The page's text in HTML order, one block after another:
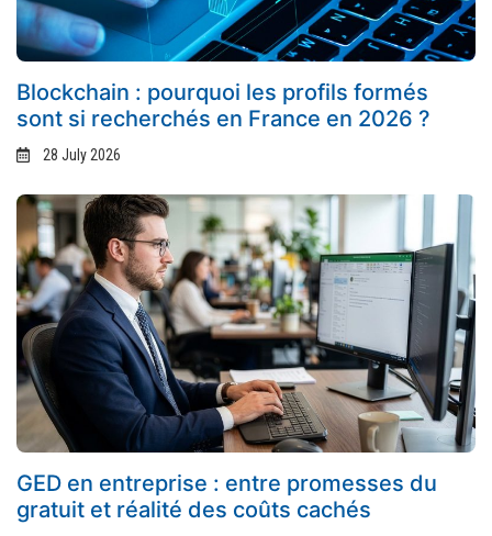
Blockchain : pourquoi les profils formés
sont si recherchés en France en 2026 ?
28 July 2026
GED en entreprise : entre promesses du
gratuit et réalité des coûts cachés